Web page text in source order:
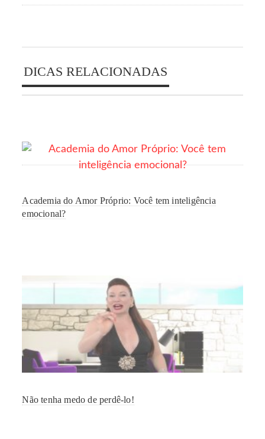
DICAS RELACIONADAS
Academia do Amor Próprio: Você tem inteligência
emocional?
Não tenha medo de perdê-lo!